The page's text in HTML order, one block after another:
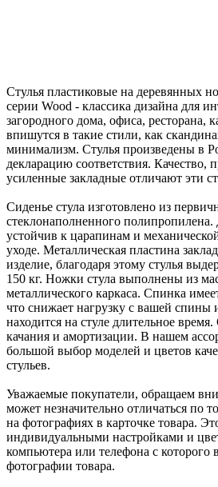
Стулья пластиковые на деревянных
серии Wood - классика дизайна для
загородного дома, офиса, ресторана,
впишутся в такие стили, как
минимализм. Стулья произведены в
декларацию соответствия. Качество,
усиленные закладные отличают эти
Сиденье стула изготовлено из
стеклонаполненного
устойчив к царапинам и
уходе. Металлическая пластина
изделие, благодаря этому стулья
150 кг. Ножки стула выполнены из
металлического каркаса. Спинка
что снижает нагрузку с вашей спины
находится на стуле длительное
качания и амортизации. В нашем
большой выбор моделей и цветов
стульев.
Уважаемые покупатели, обращаем
может незначительно отличаться по
на фотографиях в карточке товара.
индивидуальными настройками и
компьютера или телефона с которого
фотографии товара.